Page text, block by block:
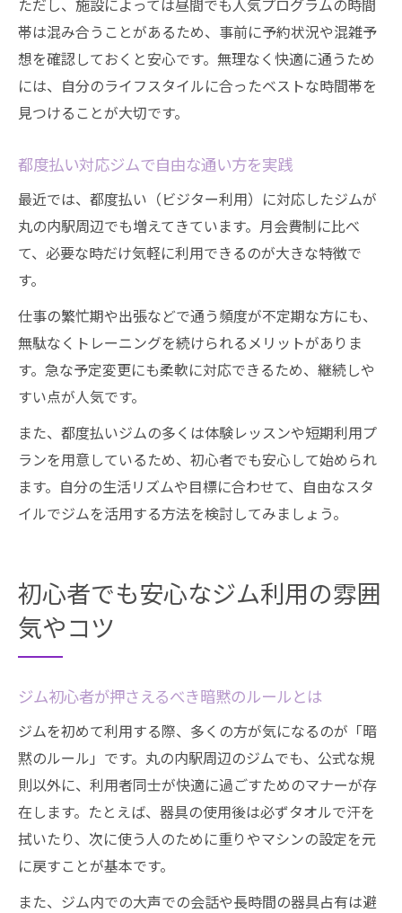
ただし、施設によっては昼間でも人気プログラムの時間
帯は混み合うことがあるため、事前に予約状況や混雑予
想を確認しておくと安心です。無理なく快適に通うため
には、自分のライフスタイルに合ったベストな時間帯を
見つけることが大切です。
都度払い対応ジムで自由な通い方を実践
最近では、都度払い（ビジター利用）に対応したジムが
丸の内駅周辺でも増えてきています。月会費制に比べ
て、必要な時だけ気軽に利用できるのが大きな特徴で
す。
仕事の繁忙期や出張などで通う頻度が不定期な方にも、
無駄なくトレーニングを続けられるメリットがありま
す。急な予定変更にも柔軟に対応できるため、継続しや
すい点が人気です。
また、都度払いジムの多くは体験レッスンや短期利用プ
ランを用意しているため、初心者でも安心して始められ
ます。自分の生活リズムや目標に合わせて、自由なスタ
イルでジムを活用する方法を検討してみましょう。
初心者でも安心なジム利用の雰囲
気やコツ
ジム初心者が押さえるべき暗黙のルールとは
ジムを初めて利用する際、多くの方が気になるのが「暗
黙のルール」です。丸の内駅周辺のジムでも、公式な規
則以外に、利用者同士が快適に過ごすためのマナーが存
在します。たとえば、器具の使用後は必ずタオルで汗を
拭いたり、次に使う人のために重りやマシンの設定を元
に戻すことが基本です。
また、ジム内での大声での会話や長時間の器具占有は避